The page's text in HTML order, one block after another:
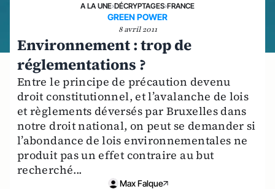
A LA UNE›DÉCRYPTAGES›FRANCE
GREEN POWER
8 avril 2011
Environnement : trop de
réglementations ?
Entre le principe de précaution devenu
droit constitutionnel, et l’avalanche de lois
et règlements déversés par Bruxelles dans
notre droit national, on peut se demander si
l’abondance de lois environnementales ne
produit pas un effet contraire au but
recherché...
Max Falque